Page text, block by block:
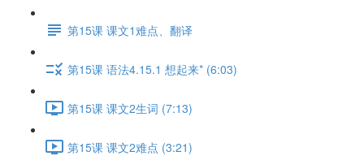
第15课 课文1难点、翻译
第15课 语法4.15.1 想起来* (6:03)
第15课 课文2生词 (7:13)
第15课 课文2难点 (3:21)